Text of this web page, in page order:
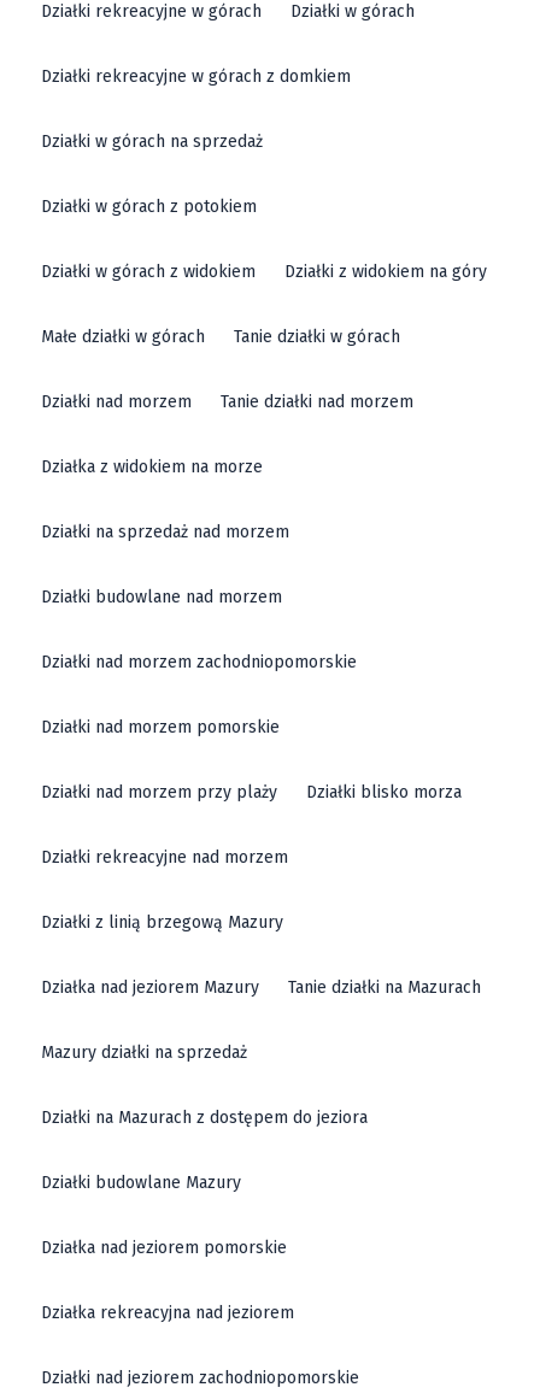
Działki rekreacyjne w górach Działki w górach
Działki rekreacyjne w górach z domkiem
Działki w górach na sprzedaż
Działki w górach z potokiem
Działki w górach z widokiem Działki z widokiem na góry
Małe działki w górach Tanie działki w górach
Działki nad morzem Tanie działki nad morzem
Działka z widokiem na morze
Działki na sprzedaż nad morzem
Działki budowlane nad morzem
Działki nad morzem zachodniopomorskie
Działki nad morzem pomorskie
Działki nad morzem przy plaży Działki blisko morza
Działki rekreacyjne nad morzem
Działki z linią brzegową Mazury
Działka nad jeziorem Mazury Tanie działki na Mazurach
Mazury działki na sprzedaż
Działki na Mazurach z dostępem do jeziora
Działki budowlane Mazury
Działka nad jeziorem pomorskie
Działka rekreacyjna nad jeziorem
Działki nad jeziorem zachodniopomorskie